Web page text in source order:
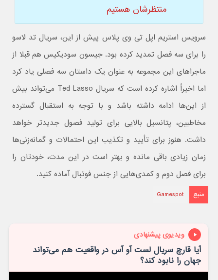
منتظرشان هستیم
سرویس استریم اپل تی وی پلاس پیش از این، سریال تد لاسو
را برای سه فصل تمدید کرده بود. جیسون سودیکیس هم قبلا از
ماجراهای این مجموعه به عنوان یک داستان سه فصلی یاد کرد
اما اخیراً اشاره کرده است که سریال Ted Lasso می‌تواند بیش
از این‌ها ادامه داشته باشد و با توجه به استقبال گسترده
مخاطبین، پتانسیل بالایی برای تولید فصول جدیدتر خواهد
داشت. هنوز برای تأیید و تکذیب این احتمالات و گمانه‌زنی‌ها
زمان زیادی باقی مانده و بهتر است در این مدت‌، خودتان را
برای فصل دوم و کمدی‌هایی از جنس فوتبال آماده کنید.
منبع Gamespot
ویدیوی پیشنهادی
آیا قارچ سریال لست آو آس در واقعیت هم می‌تواند
جهان را نابود کند؟